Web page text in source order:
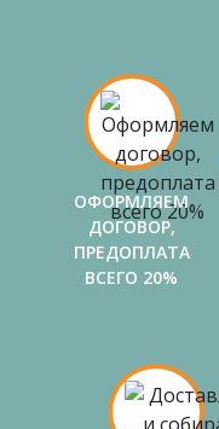
ОФОРМЛЯЕМ
ДОГОВОР,
ПРЕДОПЛАТА
ВСЕГО 20%